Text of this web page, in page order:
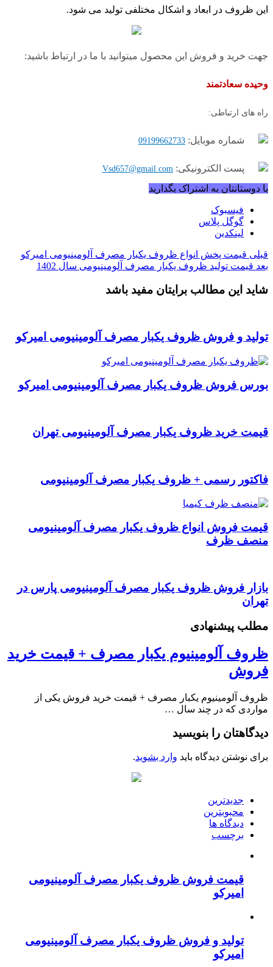
این ظروف در ابعاد و اشکال مختلفی تولید می شود.
جهت خرید و فروش این محصول میتوانید با ما در ارتباط باشید:
وحیده سعادتمند
راه های ارتباطی:
شماره موبایل: 09199662733
پست الکترونیکی: Vsd657@gmail.com
با دوستانتان به اشتراک بگذارید
فیسبوک
گوگل پلاس
لینکدین
قبلی قیمت پخش انواع ظروف یکبار مصرف آلومینیومی امیرکو
بعد قیمت تولید ظروف یکبار مصرف آلومینیومی سال 1402
شاید این مطالب برایتان مفید باشد
تولید و فروش ظروف یکبار مصرف آلومینیومی امیرکو
بورس فروش ظروف یکبار مصرف آلومینیومی امیرکو
قیمت خرید ظروف یکبار مصرف آلومینیومی تهران
فاکتور رسمی + ظروف یکبار مصرف آلومینیومی
قیمت فروش انواع ظروف یکبار مصرف آلومینیومی
منصف ظرف
بازار فروش ظروف یکبار مصرف آلومینیومی پارس در
تهران
مطلب پیشنهادی
ظروف آلومینیوم یکبار مصرف + قیمت خرید
فروش
ظروف آلومینیوم یکبار مصرف + قیمت خرید فروش یکی از
مواردی که در چند سال …
دیدگاهتان را بنویسید
برای نوشتن دیدگاه باید وارد بشوید.
جدیدترین
محبوبترین
دیدگاه ها
برچسب
قیمت فروش ظروف یکبار مصرف آلومینیومی
امیرکو
تولید و فروش ظروف یکبار مصرف آلومینیومی
امیرکو